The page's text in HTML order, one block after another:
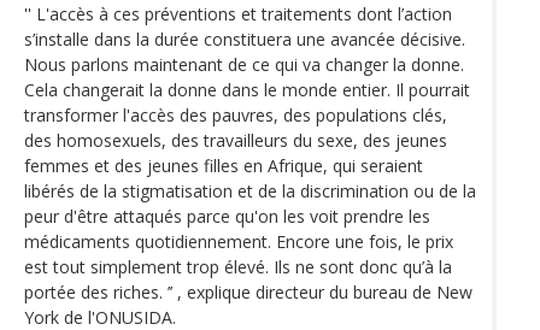
'' L'accès à ces préventions et traitements dont l’action
s’installe dans la durée constituera une avancée décisive.
Nous parlons maintenant de ce qui va changer la donne.
Cela changerait la donne dans le monde entier. Il pourrait
transformer l'accès des pauvres, des populations clés,
des homosexuels, des travailleurs du sexe, des jeunes
femmes et des jeunes filles en Afrique, qui seraient
libérés de la stigmatisation et de la discrimination ou de la
peur d'être attaqués parce qu'on les voit prendre les
médicaments quotidiennement. Encore une fois, le prix
est tout simplement trop élevé. Ils ne sont donc qu’à la
portée des riches. ’’ , explique directeur du bureau de New
York de l'ONUSIDA.